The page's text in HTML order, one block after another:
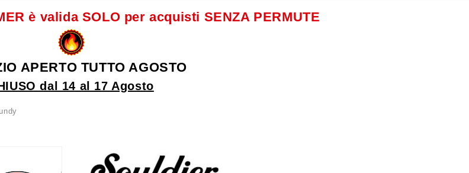
è valida SOLO per acquisti SENZA PERMUTE
APERTO TUTTO AGOSTO
dal 14 al 17 Agosto